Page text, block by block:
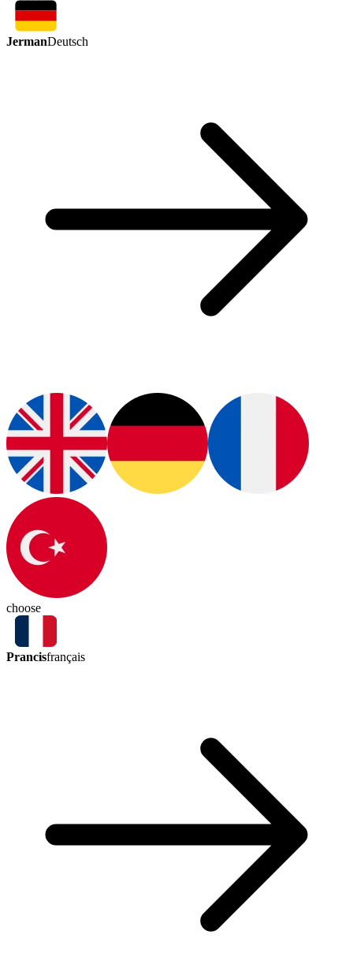
JermanDeutsch
choose
Prancisfrançais